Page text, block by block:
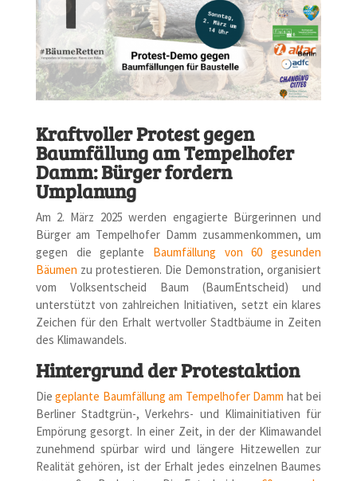
Kraftvoller Protest gegen
Baumfällung am Tempelhofer
Damm: Bürger fordern
Umplanung
Am 2. März 2025 werden engagierte Bürgerinnen und
Bürger am Tempelhofer Damm zusammenkommen, um
gegen die geplante Baumfällung von 60 gesunden
Bäumen zu protestieren. Die Demonstration, organisiert
vom Volksentscheid Baum (BaumEntscheid) und
unterstützt von zahlreichen Initiativen, setzt ein klares
Zeichen für den Erhalt wertvoller Stadtbäume in Zeiten
des Klimawandels.
Hintergrund der Protestaktion
Diegeplante Baumfällung am Tempelhofer Damm hat bei
Berliner Stadtgrün-, Verkehrs- und Klimainitiativen für
Empörung gesorgt. In einer Zeit, in der der Klimawandel
zunehmend spürbar wird und längere Hitzewellen zur
Realität gehören, ist der Erhalt jedes einzelnen Baumes